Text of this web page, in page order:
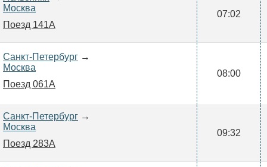
Москва
Поезд 141А
07:02
Санкт-Петербург →
Москва
Поезд 061А
08:00
Санкт-Петербург →
Москва
Поезд 283А
09:32